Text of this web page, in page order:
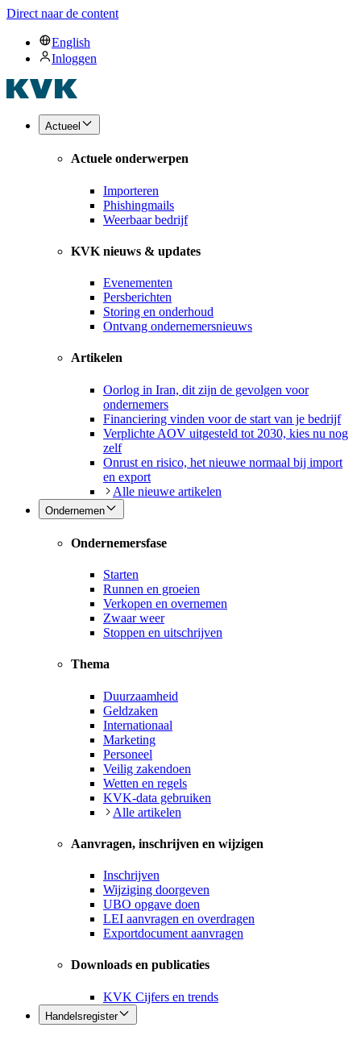
Direct naar de content
English
Inloggen
Actueel
Actuele onderwerpen
Importeren
Phishingmails
Weerbaar bedrijf
KVK nieuws & updates
Evenementen
Persberichten
Storing en onderhoud
Ontvang ondernemersnieuws
Artikelen
Oorlog in Iran, dit zijn de gevolgen voor
ondernemers
Financiering vinden voor de start van je bedrijf
Verplichte AOV uitgesteld tot 2030, kies nu nog
zelf
Onrust en risico, het nieuwe normaal bij import
en export
Alle nieuwe artikelen
Ondernemen
Ondernemersfase
Starten
Runnen en groeien
Verkopen en overnemen
Zwaar weer
Stoppen en uitschrijven
Thema
Duurzaamheid
Geldzaken
Internationaal
Marketing
Personeel
Veilig zakendoen
Wetten en regels
KVK-data gebruiken
Alle artikelen
Aanvragen, inschrijven en wijzigen
Inschrijven
Wijziging doorgeven
UBO opgave doen
LEI aanvragen en overdragen
Exportdocument aanvragen
Downloads en publicaties
KVK Cijfers en trends
Handelsregister